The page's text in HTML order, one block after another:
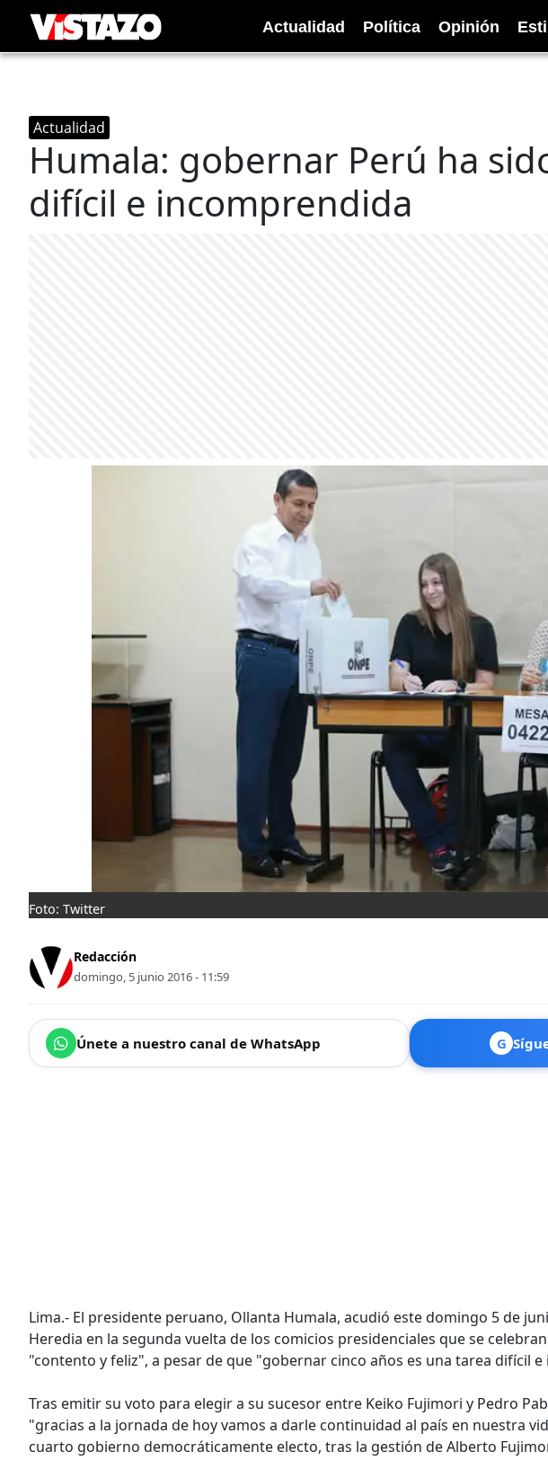
Actualidad Política Opinión
Actualidad
Humala: gobernar Perú ha
difícil e incomprendida
Foto: Twitter
Redacción
domingo, 5 junio 2016 - 11:59
Únete a nuestro canal de WhatsApp G
Lima.- El presidente peruano, Ollanta Humala, acudió este domingo 5 de
Heredia en la segunda vuelta de los comicios presidenciales que se
"contento y feliz", a pesar de que "gobernar cinco años es una tarea difícil
Tras emitir su voto para elegir a su sucesor entre Keiko Fujimori y Pedro
"gracias a la jornada de hoy vamos a darle continuidad al país en nuestra
cuarto gobierno democráticamente electo, tras la gestión de Alberto